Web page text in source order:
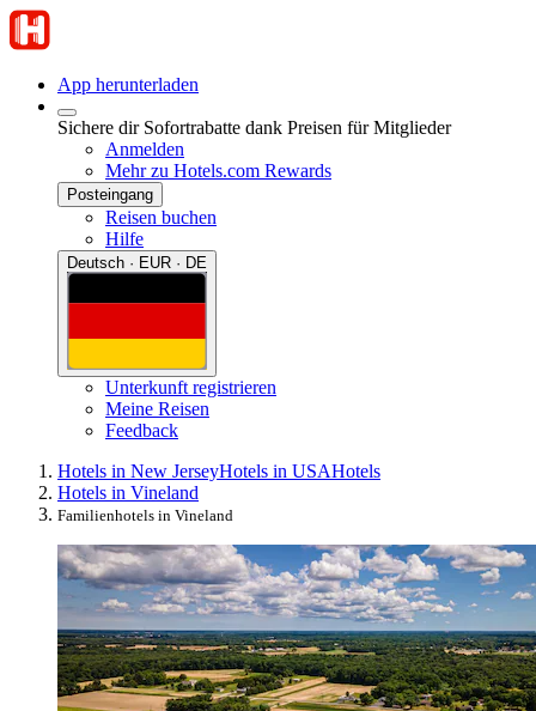
App herunterladen
Sichere dir Sofortrabatte dank Preisen für Mitglieder
Anmelden
Mehr zu Hotels.com Rewards
Posteingang
Reisen buchen
Hilfe
Deutsch · EUR · DE
Unterkunft registrieren
Meine Reisen
Feedback
Hotels in New JerseyHotels in USAHotels
Hotels in Vineland
Familienhotels in Vineland